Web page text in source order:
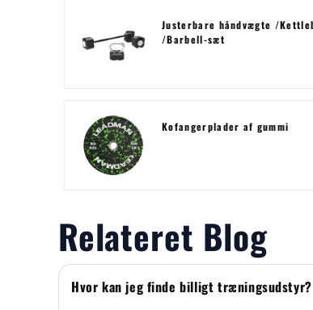
Justerbare håndvægte /
/Barbell-sæt
Kofangerplader af gummi
Relateret Blog
Hvor kan jeg finde billigt træningsudstyr?